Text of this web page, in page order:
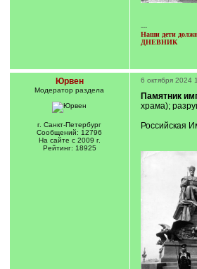
---
Наши дети
ДНЕВНИК
Юрвен
Модератор раздела
г. Санкт-Петербург
Сообщений: 12796
На сайте с 2009 г.
Рейтинг: 18925
6 октября 2024
Памятник
храма);
Российская